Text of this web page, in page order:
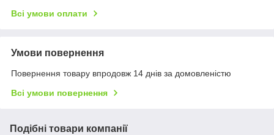
Всі умови оплати
Умови повернення
Повернення товару впродовж 14 днів за домовленістю
Всі умови повернення
Подібні товари компанії